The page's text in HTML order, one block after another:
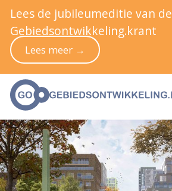
Lees de jubileumeditie van de
Gebiedsontwikkeling.krant
Lees meer →